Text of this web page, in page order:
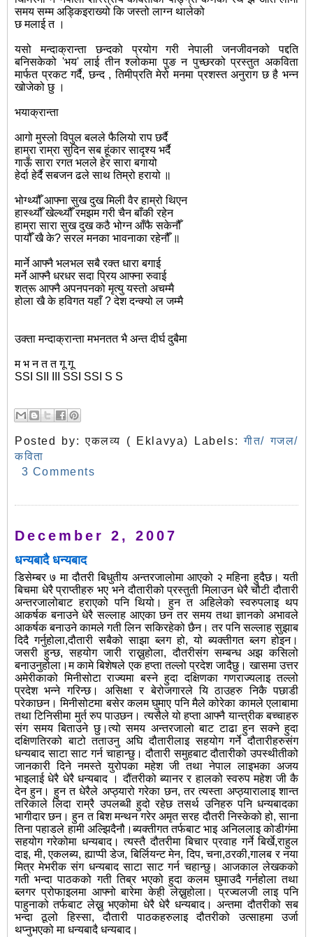
समय सम्म अड्किइराख्यो कि जस्तो लाग्न थालेको
छ मलाई त ।
यसो मन्दाक्रान्ता छन्दको प्रयोग गरी नेपाली जनजीवनको पद्दति
बनिसकेको 'भय' लाई तीन श्लोकमा पुङ न पुच्छरको प्रस्तुत अकविता
मार्फत प्रकट गर्दै, छन्द , तिमीप्रति मेरो मनमा प्रशस्त अनुराग छ है भन्न
खोजेको छु ।
भयाक्रान्ता
आगो मुस्लो विपुल बलले फैलियो राप छर्दै
हाम्रा राम्रा सुदिन सब हूंकार सादृश्य भर्दै
गाऊँ सारा रगत भलले हेर सारा बगायो
हेर्दा हेर्दै सबजन ढले साथ तिम्रो हरायो ॥
भोग्थ्यौँ आफ्ना सुख दुख मिली वैर हाम्रो थिएन
हास्थ्यौँ खेल्थ्यौँ रमझम गरी चैन बाँकी रहेन
हाम्रा सारा सुख दुख कठै भोग्न आँफै सकेनौँ
पायौँ खै के? सरल मनका भावनाका रहेनौँ ॥
मार्ने आफ्नै भलभल सबै रक्त धारा बगाई
मर्ने आफ्नै धरधर सदा प्रिय आफ्ना रुवाई
शत्रू आफ्नै अपनपनको मृत्यु यस्तो अचम्मै
होला खै के हविगत यहाँ ? देश दन्क्यो ल जम्मै
उक्ता मन्दाक्रान्ता मभनतत भै अन्त दीर्घ दुबैमा
म भ न त त गू गू
SSI SII III SSI SSI S S
Posted by:एकलव्य ( Eklavya) Labels:गीत/ गजल/
कविता
3 Comments
December 2, 2007
धन्यबादै धन्यबाद
डिसेम्बर ७ मा दौतरी बिधुतीय अन्तरजालोमा आएको २ महिना हुदैछ। यती
बिचमा धेरै प्राप्तीहरु भए भने दौतारीको प्रस्तुती मिलाउन धेरै चौटी दौतारी
अन्तरजालोबाट हराएको पनि थियो। हुन त अहिलेको स्वरुपलाइ थप
आकर्षक बनाउने धेरै सल्लाह आएका छन तर समय तथा ज्ञानको अभावले
आकर्षक बनाउने कामले गती लिन सकिरहेको छैन। तर पनि सल्लाह सुझाब
दिदै गर्नुहोला,दौतारी सबैको साझा ब्लग हो, यो ब्यक्तीगत ब्लग होइन।
जसरी हुन्छ, सहयोग जारी राख्नुहोला, दौतरीसंग सम्बन्ध अझ कसिलो
बनाउनुहोला।म कामे बिशेषले एक हप्ता तल्लो प्रदेश जादैछु। खासमा उत्तर
अमेरीकाको मिनीसोटा राज्यमा बस्ने हुदा दक्षिणका गणराज्यलाइ तल्लो
प्रदेश भन्ने गरिन्छ। असिक्षा र बेरोजगारले यि ठाउहरु निकै पछाडी
परेकाछन। मिनीसोटमा बसेर कलम घुमाए पनि मैले कोरेका कामले एलाबामा
तथा टिनिसीमा मुर्त रुप पाउछन। त्यसैले यो हप्ता आफ्नै यान्त्रीक बच्चाहरु
संग समय बिताउने छु।त्यो समय अन्तरजालो बाट टाढा हुन सक्ने हुदा
दक्षिणतिरको बाटो तताउनु अघि दौतारीलाइ सहयोग गर्ने दौतारीहरुसंग
धन्यबाद साटा साट गर्न चाहान्छु। दौतारी समुहबाट दौतारीको उपस्थीतीको
जानकारी दिने नमस्ते युरोपका महेश जी तथा नेपाल लाइभका अजय
भाइलाई धेरै धेरै धन्यबाद । दौंतरीको ब्यानर र हालको स्वरुप महेश जी कै
देन हुन। हुन त धेरैले अप्ठ्यारो गरेका छन, तर त्यस्ता अप्ठ्यारालाइ शान्त
तरिकाले लिदा राम्रै उपलब्धी हुदो रहेछ तसर्थ उनिहरु पनि धन्यबादका
भागीदार छन। हुन त बिश मन्थन गरेर अमृत सरह दौतरी निस्केको हो, साना
तिना पहाडले हामी अल्झिदैनौ।ब्यक्तीगत तर्फबाट भाइ अनिललाइ कोडीगंमा
सहयोग गरेकोमा धन्यबाद। त्यस्तै दौतरीमा बिचार प्रवाह गर्ने बिर्खे,राहुल
दाइ, मी, एकलब्य, ह्याप्पी डेज, बिर्लियन्ट मेन, दिप, चना,ठरकी,गालब र नया
मित्र मेभरीक संग धन्यबाद साटा साट गर्न चहान्छु। आजकाल लेखकको
गती भन्दा पाठकको गती तिब्र भएको हुदा कलम घुमाउदै गर्नहोला तथा
ब्लगर प्रोफाइलमा आफ्नो बारेमा केही लेख्नुहोला। प्रज्वलजी लाइ पनि
पाहुनाको तर्फबाट लेख्नु भएकोमा धेरै धेरै धन्यबाद। अन्तमा दौतरीको सब
भन्दा ठूलो हिस्सा, दौतारी पाठकहरुलाइ दौतरीको उत्साहमा उर्जा
थप्नुभएको मा धन्यबादै धन्यबाद।